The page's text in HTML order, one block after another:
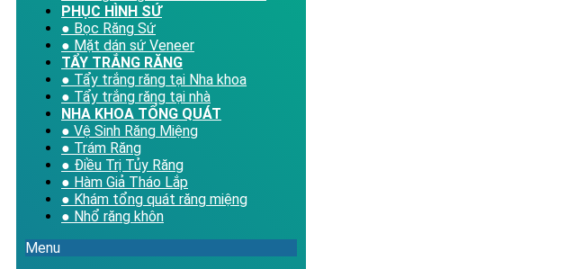
PHỤC HÌNH SỨ
● Bọc Răng Sứ
● Mặt dán sứ Veneer
TẨY TRẮNG RĂNG
● Tẩy trắng răng tại Nha khoa
● Tẩy trắng răng tại nhà
NHA KHOA TỔNG QUÁT
● Vệ Sinh Răng Miệng
● Trám Răng
● Điều Trị Tủy Răng
● Hàm Giả Tháo Lắp
● Khám tổng quát răng miệng
● Nhổ răng khôn
Menu